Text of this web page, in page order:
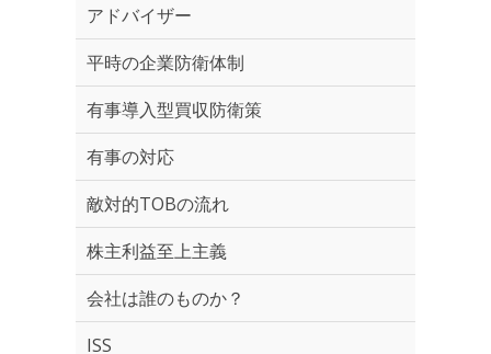
アドバイザー
平時の企業防衛体制
有事導入型買収防衛策
有事の対応
敵対的TOBの流れ
株主利益至上主義
会社は誰のものか？
ISS